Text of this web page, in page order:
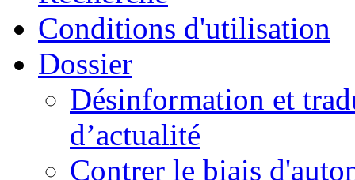
Conditions d'utilisation
Dossier
Désinformation et
d’actualité
Contrer le biais